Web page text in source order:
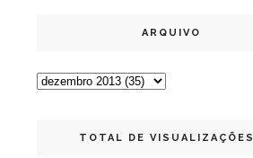
ARQUIVO
TOTAL DE VISUALIZAÇÕES